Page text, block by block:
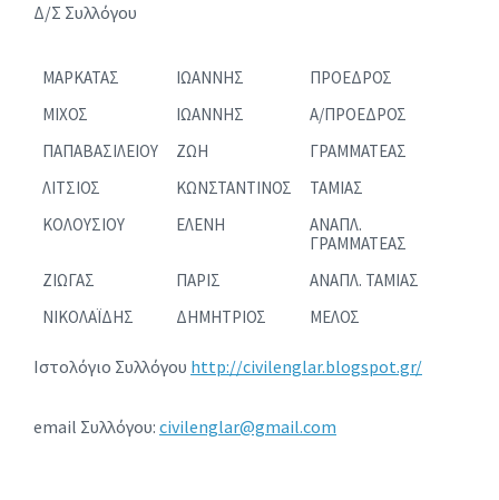
Δ/Σ Συλλόγου
ΜΑΡΚΑΤΑΣ ΙΩΑΝΝΗΣ
ΠΡΟΕΔΡΟΣ
ΜΙΧΟΣ
ΙΩΑΝΝΗΣ
Α/ΠΡΟΕΔΡΟΣ
ΠΑΠΑΒΑΣΙΛΕΙΟΥ
ΖΩΗ
ΓΡΑΜΜΑΤΕΑΣ
ΛΙΤΣΙΟΣ
ΚΩΝΣΤΑΝΤΙΝΟΣ
ΤΑΜΙΑΣ
ΚΟΛΟΥΣΙΟΥ
ΕΛΕΝΗ
ΑΝΑΠΛ.
ΓΡΑΜΜΑΤΕΑΣ
ΖΙΩΓΑΣ
ΠΑΡΙΣ
ΑΝΑΠΛ. ΤΑΜΙΑΣ
ΝΙΚΟΛΑΪΔΗΣ
ΔΗΜΗΤΡΙΟΣ ΜΕΛΟΣ
Ιστολόγιο Συλλόγου http://civilenglar.blogspot.gr/
email Συλλόγου: civilenglar@gmail.com